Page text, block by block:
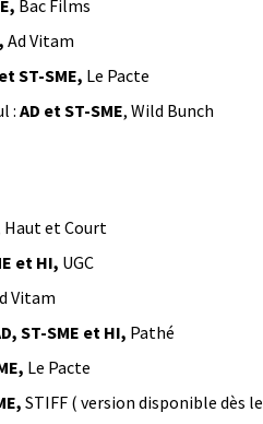
Bac Films
Ad Vitam
ST-SME, Le Pacte
:AD et ST-SME, Wild Bunch
Haut et Court
et HI, UGC
Vitam
ST-SME et HI, Pathé
Le Pacte
STIFF ( version disponible dès le